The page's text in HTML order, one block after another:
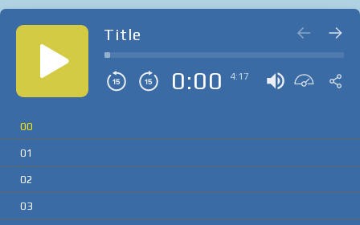
Title
0:00 4:17
00
01
02
03